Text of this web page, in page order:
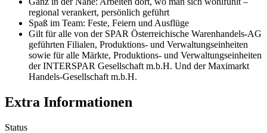
regional verankert, persönlich geführt
Spaß im Team: Feste, Feiern und Ausflüge
Gilt für alle von der SPAR Österreichische Warenhandels-AG
geführten Filialen, Produktions- und Verwaltungseinheiten
sowie für alle Märkte, Produktions- und Verwaltungseinheiten
der INTERSPAR Gesellschaft m.b.H. Und der Maximarkt
Handels-Gesellschaft m.b.H.
Extra Informationen
Status